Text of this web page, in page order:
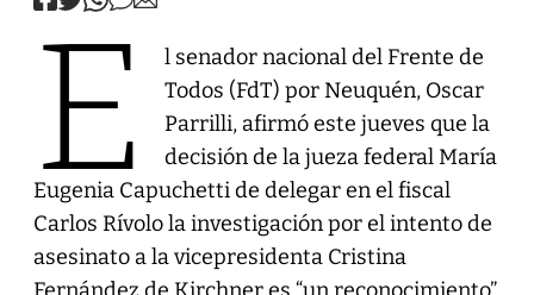
E
l senador nacional del Frente de
Todos (FdT) por Neuquén, Oscar
Parrilli, afirmó este jueves que la
decisión de la jueza federal María
Eugenia Capuchetti de delegar en el fiscal
Carlos Rívolo la investigación por el intento de
asesinato a la vicepresidenta Cristina
Fernández de Kirchner es “un reconocimiento”